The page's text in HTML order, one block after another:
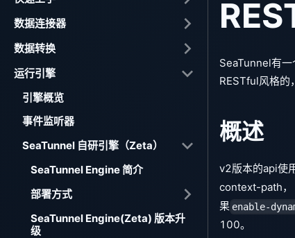
数据连接器
数据转换
运行引擎
引擎概览
事件监听器
SeaTunnel 自研引擎（Zeta）
SeaTunnel Engine 简介
部署方式
SeaTunnel Engine(Zeta) 版本升
级
SeaTunnel有
RESTful风格的
概述
v2版本的api使
context-path，
果 enable-
100。